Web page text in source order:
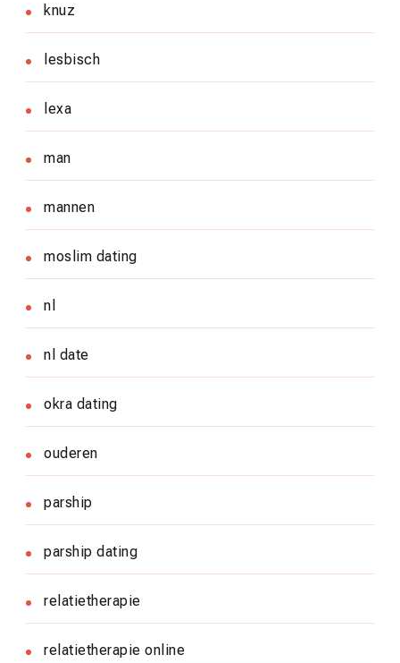
knuz
lesbisch
lexa
man
mannen
moslim dating
nl
nl date
okra dating
ouderen
parship
parship dating
relatietherapie
relatietherapie online